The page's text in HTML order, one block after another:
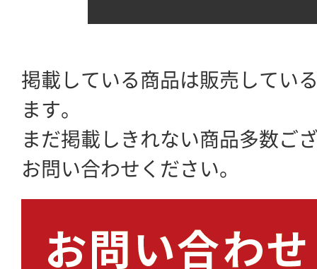
掲載している商品は販売してい
ます。
まだ掲載しきれない商品多数ご
お問い合わせください。